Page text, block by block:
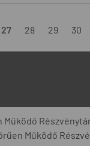
27 28 29 30
Működő